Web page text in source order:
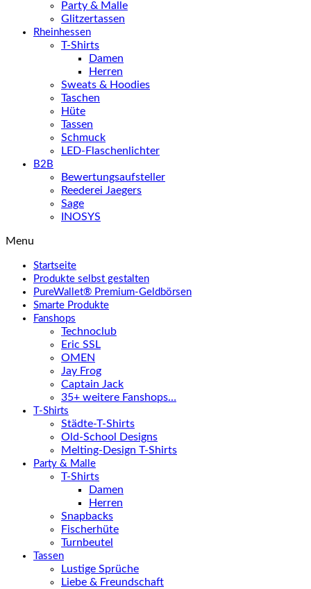
Party & Malle
Glitzertassen
Rheinhessen
T-Shirts
Damen
Herren
Sweats & Hoodies
Taschen
Hüte
Tassen
Schmuck
LED-Flaschenlichter
B2B
Bewertungsaufsteller
Reederei Jaegers
Sage
INOSYS
Menu
Startseite
Produkte selbst gestalten
PureWallet® Premium-Geldbörsen
Smarte Produkte
Fanshops
Technoclub
Eric SSL
OMEN
Jay Frog
Captain Jack
35+ weitere Fanshops…
T-Shirts
Städte-T-Shirts
Old-School Designs
Melting-Design T-Shirts
Party & Malle
T-Shirts
Damen
Herren
Snapbacks
Fischerhüte
Turnbeutel
Tassen
Lustige Sprüche
Liebe & Freundschaft